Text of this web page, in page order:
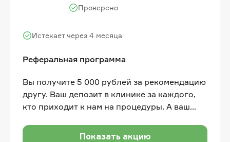
Реферальная программа
Истекает через 4 месяца
Проверено
Вы получите 5 000 рублей за рекомендацию
другу. Ваш депозит в клинике за каждого,
кто приходит к нам на процедуры. А ваш
размере 2 000 рублейПоказать акцию